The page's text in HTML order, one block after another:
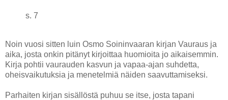
s. 7
Noin vuosi sitten luin Osmo Soininvaaran kirjan Vauraus ja
aika, josta onkin pitänyt kirjoittaa huomioita jo aikaisemmin.
Kirja pohtii vaurauden kasvun ja vapaa-ajan suhdetta,
oheisvaikutuksia ja menetelmiä näiden saavuttamiseksi.
Parhaiten kirjan sisällöstä puhuu se itse, josta tapani